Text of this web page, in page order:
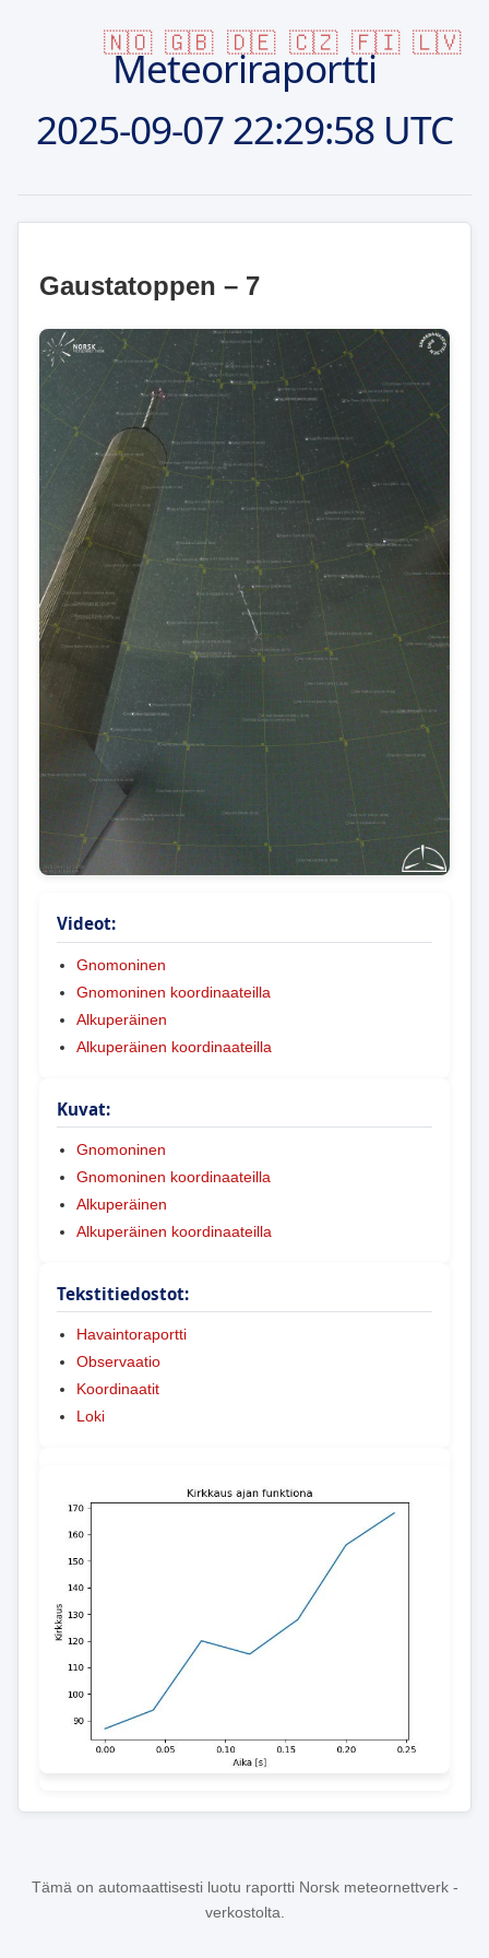
🇳🇴 🇬🇧 🇩🇪 🇨🇿 🇫🇮 🇱🇻
Meteoriraportti
2025-09-0722:29:58 UTC
Gaustatoppen – 7
Videot:
Gnomoninen
Gnomoninen koordinaateilla
Alkuperäinen
Alkuperäinen koordinaateilla
Kuvat:
Gnomoninen
Gnomoninen koordinaateilla
Alkuperäinen
Alkuperäinen koordinaateilla
Tekstitiedostot:
Havaintoraportti
Observaatio
Koordinaatit
Loki
Tämä on automaattisesti luotu raportti Norsk meteornettverk -
verkostolta.